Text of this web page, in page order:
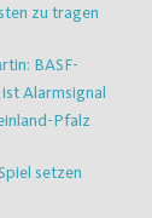
zu tragen
BASF-
Alarmsignal
Pfalz
setzen